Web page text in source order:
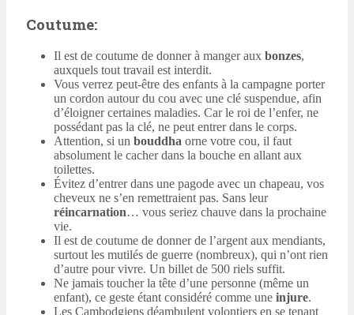
Coutume:
Il est de coutume de donner à manger aux bonzes,
auxquels tout travail est interdit.
Vous verrez peut-être des enfants à la campagne porter
un cordon autour du cou avec une clé suspendue, afin
d’éloigner certaines maladies. Car le roi de l’enfer, ne
possédant pas la clé, ne peut entrer dans le corps.
Attention, si un bouddha orne votre cou, il faut
absolument le cacher dans la bouche en allant aux
toilettes.
Évitez d’entrer dans une pagode avec un chapeau, vos
cheveux ne s’en remettraient pas. Sans leur
réincarnation… vous seriez chauve dans la prochaine
vie.
Il est de coutume de donner de l’argent aux mendiants,
surtout les mutilés de guerre (nombreux), qui n’ont rien
d’autre pour vivre. Un billet de 500 riels suffit.
Ne jamais toucher la tête d’une personne (même un
enfant), ce geste étant considéré comme une injure.
Les Cambodgiens déambulent volontiers en se tenant